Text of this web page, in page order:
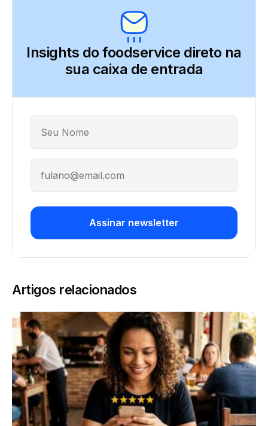
Insights do foodservice direto na
sua caixa de entrada
Assinar newsletter
Artigos relacionados